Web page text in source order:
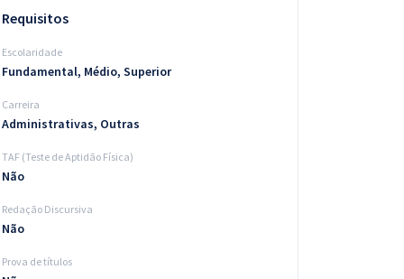
Requisitos
Escolaridade
Fundamental, Médio, Superior
Carreira
Administrativas, Outras
TAF (Teste de Aptidão Física)
Não
Redação Discursiva
Não
Prova de títulos